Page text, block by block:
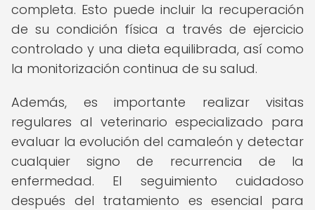
completa. Esto puede incluir la recuperación
de su condición física a través de ejercicio
controlado y una dieta equilibrada, así como
la monitorización continua de su salud.
Además, es importante realizar visitas
regulares al veterinario especializado para
evaluar la evolución del camaleón y detectar
cualquier signo de recurrencia de la
enfermedad. El seguimiento cuidadoso
después del tratamiento es esencial para